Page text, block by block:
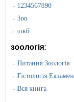
» 1234567890
» Зоо
» шкб
зоологія:
» Питання Зоологія
» Гістологія Екзамен
» Вся книга